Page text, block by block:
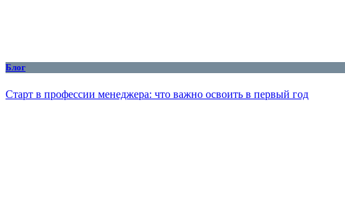
Блог
Старт в профессии менеджера: что важно освоить в первый год